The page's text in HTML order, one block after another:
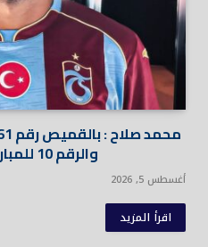
والرقم 10 للمباريات الرسمية
أغسطس 5, 2026
اقرأ المزيد